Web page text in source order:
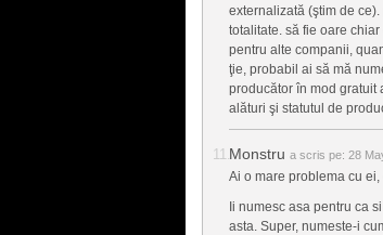
externalizată (ştim de
totalitate. să fie oare
pentru alte companii,
ţie, probabil ai să mă
producător în mod gratuit
alături şi statutul de
Monstru a scris pe: 28
Ai o mare problema cu ei,
Ii numesc asa pentru ca
asta. Super, numeste-i